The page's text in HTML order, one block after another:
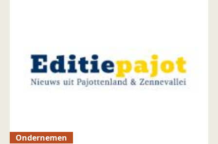
Ondernemen